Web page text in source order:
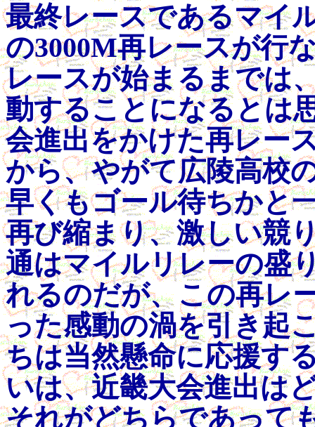
最終レースであるマイ
の3000M再レースが行
レースが始まるまでは
動することになるとは
会進出をかけた再レー
から、やがて広陵高校
早くもゴール待ちかと
再び縮まり、激しい競
通はマイルリレーの盛
れるのだが、この再レ
った感動の渦を引き起
ちは当然懸命に応援す
いは、近畿大会進出は
それがどちらであって